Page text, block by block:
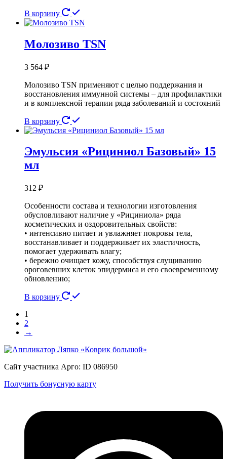
В корзину
Молозиво TSN
3 564 ₽
Молозиво TSN применяют с целью поддержания и
восстановления иммунной системы – для профилактики
и в комплексной терапии ряда заболеваний и состояний
В корзину
Эмульсия «Рициниол Базовый» 15
мл
312 ₽
Особенности состава и технологии изготовления
обусловливают наличие у «Рициниола» ряда
косметических и оздоровительных свойств:
• интенсивно питает и увлажняет покровы тела,
восстанавливает и поддерживает их эластичность,
помогает удерживать влагу;
• бережно очищает кожу, способствуя слущиванию
ороговевших клеток эпидермиса и его своевременному
обновлению;
В корзину
1
2
→
Сайт участника Арго: ID 086950
Получить бонусную карту